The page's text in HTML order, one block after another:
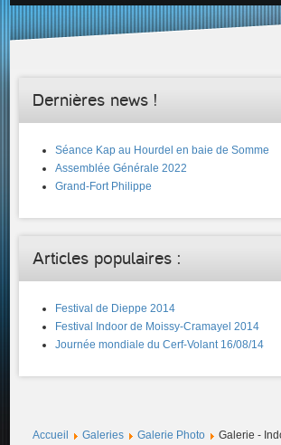
Proposer un lien sur votre site Web
Proposer un nouveau lien !
Dernières news !
Séance Kap au Hourdel en baie de Somme
Assemblée Générale 2022
Grand-Fort Philippe
Articles populaires :
Festival de Dieppe 2014
Festival Indoor de Moissy-Cramayel 2014
Journée mondiale du Cerf-Volant 16/08/14
Accueil Galeries Galerie Photo
Galerie -